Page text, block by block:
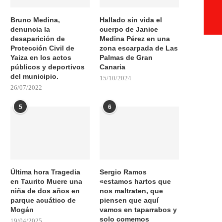
Bruno Medina,
denuncia la
desaparición de
Protección Civil de
Yaiza en los actos
públicos y deportivos
del municipio.
26/07/2022
Hallado sin vida el
cuerpo de Janice
Medina Pérez en una
zona escarpada de Las
Palmas de Gran
Canaria
15/10/2024
5
Última hora Tragedia
en Taurito Muere una
niña de dos años en
parque acuático de
Mogán
6
Sergio Ramos
«estamos hartos que
nos maltraten, que
piensen que aquí
vamos en taparrabos y
solo comemos